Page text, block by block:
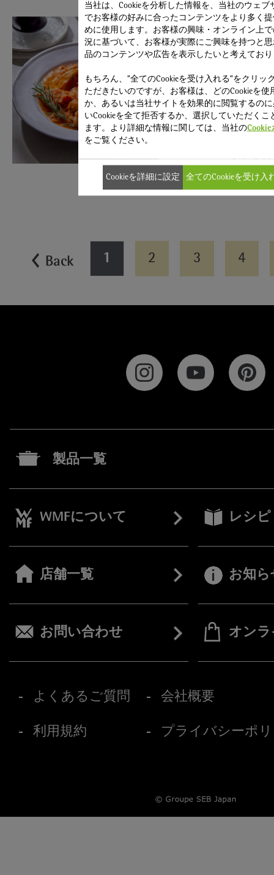
鶏肉とたっ
マルチポット / と
25分
1 2 3 4
製品一覧
WMFについて レシピ
店舗一覧 お知ら
お問い合わせ オン
よくあるご質問 会社概要
利用規約 プライバシーポ
当社は、Cookieを分析した情報を、当社のウェブ
でお客様の好みに合ったコンテンツをより多く
めに使用します。お客様の興味・オンライン上
況に基づいて、お客様が実際にご興味を持つと
品のコンテンツや広告を表示したいと考えてお
もちろん、”全てのCookieを受け入れる”をクリッ
ただきたいのですが、お客様は、どのCookieを使
か、あるいは当社サイトを効果的に閲覧するの
いCookieを全て拒否するか、選択していただくこ
ます。より詳細な情報に関しては、当社の
をご覧ください。
Cookieを詳細に設定 全てのCookieを受け入